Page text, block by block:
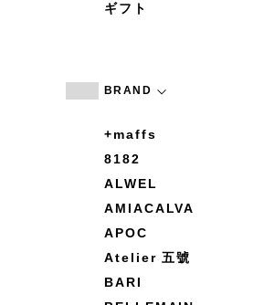
ギフト
BRAND
+maffs
8182
ALWEL
AMIACALVA
APOC
Atelier 五號
BARI